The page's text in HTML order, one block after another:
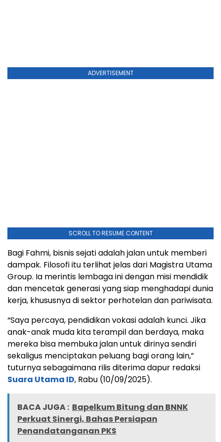
ADVERTISEMENT
SCROLL TO RESUME CONTENT
Bagi Fahmi, bisnis sejati adalah jalan untuk memberi
dampak. Filosofi itu terlihat jelas dari Magistra Utama
Group. Ia merintis lembaga ini dengan misi mendidik
dan mencetak generasi yang siap menghadapi dunia
kerja, khususnya di sektor perhotelan dan pariwisata.
“Saya percaya, pendidikan vokasi adalah kunci. Jika
anak-anak muda kita terampil dan berdaya, maka
mereka bisa membuka jalan untuk dirinya sendiri
sekaligus menciptakan peluang bagi orang lain,”
tuturnya sebagaimana rilis diterima dapur redaksi
Suara Utama ID, Rabu (10/09/2025).
BACA JUGA : Bapelkum Bitung dan BNNK
Perkuat Sinergi, Bahas Persiapan
Penandatanganan PKS